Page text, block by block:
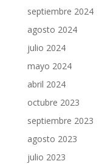
septiembre 2024
agosto 2024
julio 2024
mayo 2024
abril 2024
octubre 2023
septiembre 2023
agosto 2023
julio 2023